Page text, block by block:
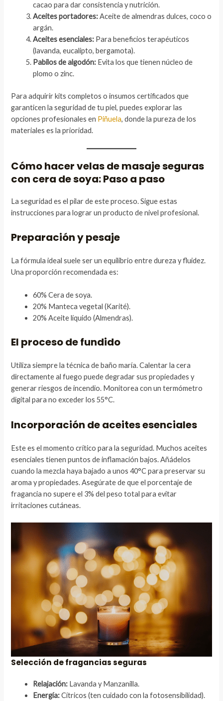
cacao para dar consistencia y nutrición.
Aceites portadores:Aceite de almendras dulces, coco o
argán.
Aceites esenciales: Para beneficios terapéuticos
(lavanda, eucalipto, bergamota).
Pabilos de algodón: Evita los que tienen núcleo de
plomo o zinc.
Para adquirir kits completos o insumos certificados que
garanticen la seguridad de tu piel, puedes explorar las
opciones profesionales en Piñuela, donde la pureza de los
materiales es la prioridad.
Cómo hacer velas de masaje seguras
con cera de soya: Paso a paso
La seguridad es el pilar de este proceso. Sigue estas
instrucciones para lograr un producto de nivel profesional.
Preparación y pesaje
La fórmula ideal suele ser un equilibrio entre dureza y fluidez.
Una proporción recomendada es:
60% Cera de soya.
20% Manteca vegetal (Karité).
20% Aceite líquido (Almendras).
El proceso de fundido
Utiliza siempre la técnica de baño maría. Calentar la cera
directamente al fuego puede degradar sus propiedades y
generar riesgos de incendio. Monitorea con un termómetro
digital para no exceder los 55°C.
Incorporación de aceites esenciales
Este es el momento crítico para la seguridad. Muchos aceites
esenciales tienen puntos de inflamación bajos. Añádelos
cuando la mezcla haya bajado a unos 40°C para preservar su
aroma y propiedades. Asegúrate de que el porcentaje de
fragancia no supere el 3% del peso total para evitar
irritaciones cutáneas.
Selección de fragancias seguras
Relajación: Lavanda y Manzanilla.
Energía:Cítricos (ten cuidado con la fotosensibilidad).